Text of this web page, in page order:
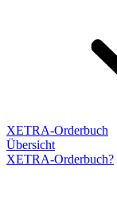
XETRA-Orderbuch
Übersicht
XETRA-Orderbuch?